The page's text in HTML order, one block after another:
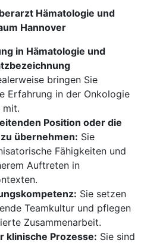
Hämatologie und
Hannover
in Hämatologie und
bringen Sie
Erfahrung in der Onkologie
mit.
Position oder die
übernehmen: Sie
Fähigkeiten und
Auftreten in
Sie setzen
Teamkultur und pflegen
Zusammenarbeit.
klinische Prozesse: Sie sind